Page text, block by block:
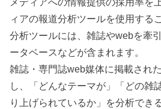
ィアの報道分析ツールを使用する
分析ツールには、雑誌やwebを牽
ータベースなどが含まれます。
雑誌・専門誌web媒体に掲載され
し、「どんなテーマが」「どの雑
り上げられているか」を分析でき